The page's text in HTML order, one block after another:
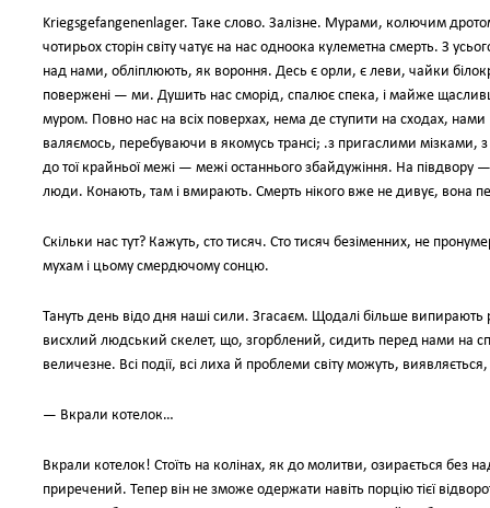
Kriegsgefangenenlager. Таке слово. Залізне. Мурами, колючим
чотирьох сторін світу чатує на нас одноока кулеметна смерть. З
над нами, обліплюють, як вороння. Десь є орли, є леви, чайки
повержені — ми. Душить нас сморід, спалює спека, і майже
муром. Повно нас на всіх поверхах, нема де ступити на сходах, нами
валяємось, перебуваючи в якомусь трансі; .з пригаслими
до тої крайньої межі — межі останнього збайдужіння. На півдвору
люди. Конають, там і вмирають. Смерть нікого вже не дивує, вона
Скільки нас тут? Кажуть, сто тисяч. Сто тисяч безіменних, не
мухам і цьому смердючому сонцю.
Тануть день відо дня наші сили. Згасаєм. Щодалі більше
висхлий людський скелет, що, згорблений, сидить перед нами на
величезне. Всі події, всі лиха й проблеми світу можуть,
— Вкрали котелок…
Вкрали котелок! Стоїть на колінах, як до молитви, озирається без
приречений. Тепер він не зможе одержати навіть порцію тієї